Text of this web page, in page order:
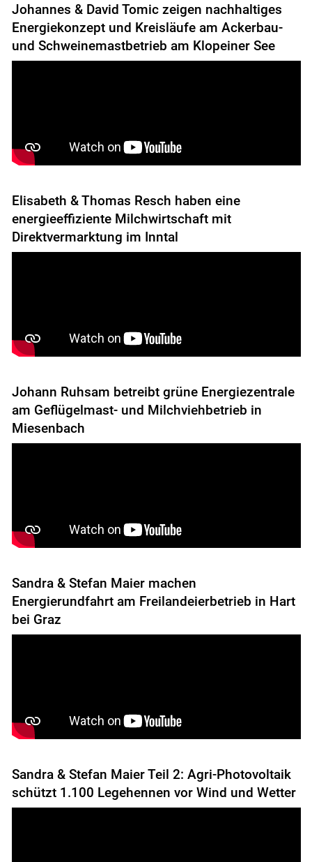
Johannes & David Tomic zeigen nachhaltiges
Energiekonzept und Kreisläufe am Ackerbau-
und Schweinemastbetrieb am Klopeiner See
Elisabeth & Thomas Resch haben eine
energieeffiziente Milchwirtschaft mit
Direktvermarktung im Inntal
Johann Ruhsam betreibt grüne Energiezentrale
am Geflügelmast- und Milchviehbetrieb in
Miesenbach
Sandra & Stefan Maier machen
Energierundfahrt am Freilandeierbetrieb in Hart
bei Graz
Sandra & Stefan Maier Teil 2: Agri-Photovoltaik
schützt 1.100 Legehennen vor Wind und Wetter